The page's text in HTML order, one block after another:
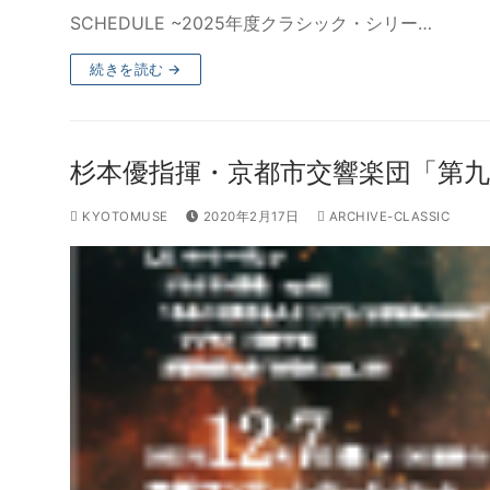
SCHEDULE ~2025年度クラシック・シリー…
続きを読む →
杉本優指揮・京都市交響楽団「第
KYOTOMUSE 2020年2月17日 ARCHIVE-CLASSIC